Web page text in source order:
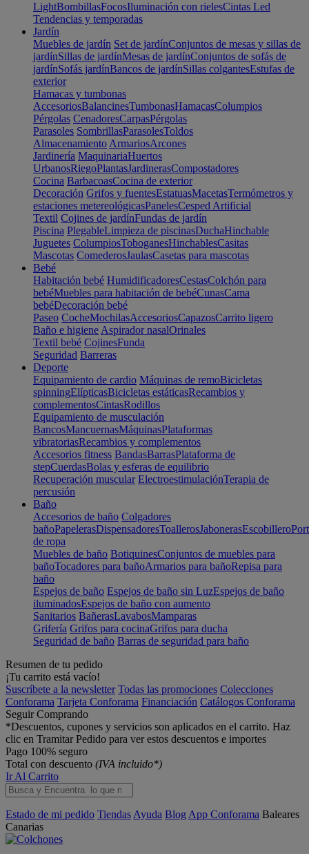
LightBombillasFocosIluminación con rielesCintas Led
Tendencias y temporadas
Jardín
Muebles de jardín Set de jardínConjuntos de mesas y sillas de
jardínSillas de jardínMesas de jardínConjuntos de sofás de
jardínSofás jardínBancos de jardínSillas colgantesEstufas de
exterior
Hamacas y tumbonas
AccesoriosBalancinesTumbonasHamacasColumpios
Pérgolas CenadoresCarpasPérgolas
Parasoles SombrillasParasolesToldos
Almacenamiento ArmariosArcones
Jardinería MaquinariaHuertos
UrbanosRiegoPlantasJardinerasCompostadores
Cocina BarbacoasCocina de exterior
Decoración Grifos y fuentesEstatuasMacetasTermómetros y
estaciones metereológicasPanelesCesped Artificial
Textil Cojines de jardínFundas de jardín
Piscina PlegableLimpieza de piscinasDuchaHinchable
Juguetes ColumpiosToboganesHinchablesCasitas
Mascotas ComederosJaulasCasetas para mascotas
Bebé
Habitación bebé HumidificadoresCestasColchón para
bebéMuebles para habitación de bebéCunasCama
bebéDecoración bebé
Paseo CocheMochilasAccesoriosCapazosCarrito ligero
Baño e higiene Aspirador nasalOrinales
Textil bebé CojinesFunda
Seguridad Barreras
Deporte
Equipamiento de cardio Máquinas de remoBicicletas
spinningElípticasBicicletas estáticasRecambios y
complementosCintasRodillos
Equipamiento de musculación
BancosMancuernasMáquinasPlataformas
vibratoriasRecambios y complementos
Accesorios fitness BandasBarrasPlataforma de
stepCuerdasBolas y esferas de equilibrio
Recuperación muscular ElectroestimulaciónTerapia de
percusión
Baño
Accesorios de baño Colgadores
bañoPapelerasDispensadoresToallerosJabonerasEscobillero
de ropa
Muebles de baño BotiquinesConjuntos de muebles para
bañoTocadores para bañoArmarios para bañoRepisa para
baño
Espejos de baño Espejos de baño sin LuzEspejos de baño
iluminadosEspejos de baño con aumento
Sanitarios BañerasLavabosMamparas
Grifería Grifos para cocinaGrifos para ducha
Seguridad de baño Barras de seguridad para baño
Resumen de tu pedido
¡Tu carrito está vacío!
Suscríbete a la newsletter Todas las promociones Colecciones
Conforama Tarjeta Conforama Financiación Catálogos Conforama
Seguir Comprando
*Descuentos, cupones y servicios son aplicados en el carrito. Haz
clic en Tramitar Pedido para ver estos descuentos e importes
Pago 100% seguro
Total con descuento (IVA incluido*)
Ir Al Carrito
Estado de mi pedido Tiendas Ayuda Blog App Conforama Baleares
Canarias